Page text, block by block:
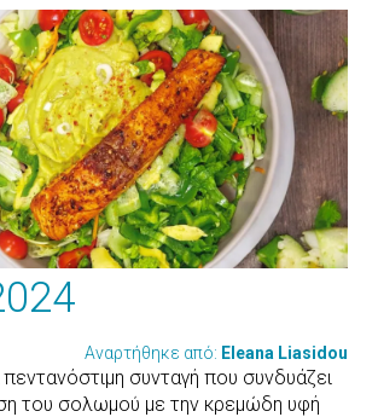
Αναρτήθηκε από: Eleana Liasidou
συνταγή που συνδυάζει
του σολωμού με την κρεμώδη υφή